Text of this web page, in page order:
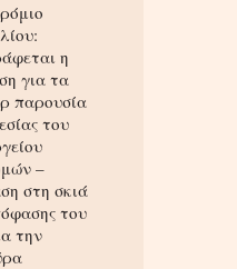
η
για τα
παρουσία
του
–
στη σκιά
του
την